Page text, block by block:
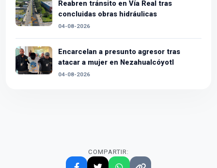
Reabren tránsito en Vía Real tras
concluidas obras hidráulicas
04-08-2026
Encarcelan a presunto agresor tras
atacar a mujer en Nezahualcóyotl
04-08-2026
COMPARTIR: